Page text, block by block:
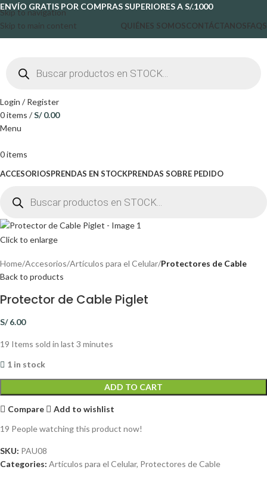
Skip to navigation
Skip to main content
ENVÍO GRATIS POR COMPRAS SUPERIORES A S/.1000
QUIÉNES SOMOSCONTÁCTANOSFAQS
Login / Register
0items /S/0.00
Menu
0items
ACCESORIOSPRENDAS EN STOCKPRENDAS SOBRE PEDIDO
Click to enlarge
Home Accesorios Artículos para el Celular Protectores de Cable
Back to products
Protector de Cable Piglet
S/6.00
19 Items sold in last 3 minutes
1 in stock
ADD TO CART
Compare
Add to wishlist
19 People watching this product now!
SKU: PAU08
Categories: Artículos para el Celular, Protectores de Cable